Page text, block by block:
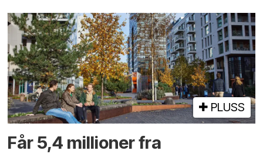
PLUSS
Får 5,4 millioner fra